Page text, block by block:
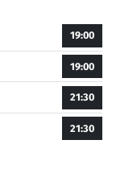
19:00
19:00
21:30
21:30